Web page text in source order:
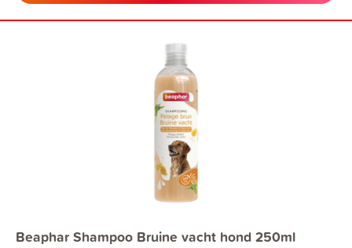
Beaphar Shampoo Bruine vacht hond 250ml